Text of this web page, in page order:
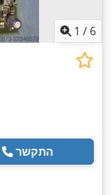
1 / 6
התקשר